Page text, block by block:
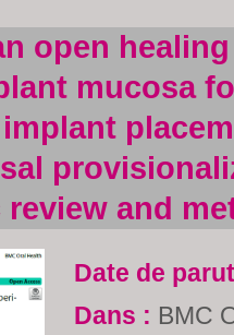
open
mucosa
and
Date de
Dans : BMC